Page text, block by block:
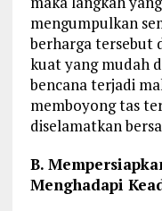
mengumpulkan
berharga tersebut
kuat yang mudah
bencana terjadi
memboyong tas
diselamatkan
B.
Menghadapi